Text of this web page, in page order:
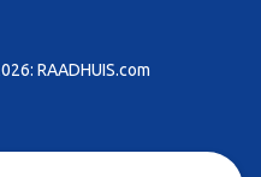
RAADHUIS.com